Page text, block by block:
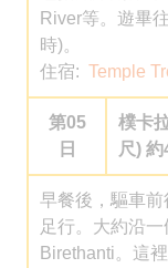
River等。遊畢
時)。
住宿: Temple
第05
日
樸卡
尺)
早餐後，驅車
足行。大約沿
Birethanti。這